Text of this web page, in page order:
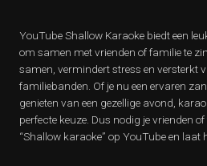
YouTube Shallow Karaoke biedt een
om samen met vrienden of familie te
samen, vermindert stress en versterkt
familiebanden. Of je nu een ervaren
genieten van een gezellige avond,
perfecte keuze. Dus nodig je vrienden
“Shallow karaoke” op YouTube en